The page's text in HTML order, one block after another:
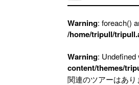
Warning: foreach()
/home/tripull/
Warning: Undefined
content/themes/
関連のツアーはあり